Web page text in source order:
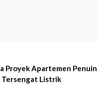
Proyek Apartemen Penuin
Tersengat Listrik